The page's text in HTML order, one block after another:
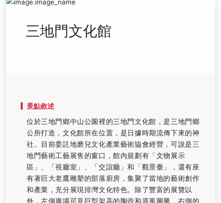
三地門文化館
景點敘述
位於三地門鄉中山公園裡的三地門文化館，是三地門鄉
公所打造，文化館所在位置，是日據時期流傳下來的神
社。目前委託地磨兒文化產業藝術協會經營，可說是三
地門藝術工藝展售的窗口，館內規劃有「文物展示
區」、「視廳室」、「交誼廳」和「觀景臺」，還有座
有著巨大老鷹雕塑的部落廚房，集聚了當地的藝術創作
和產業，充分展現排灣文化特色。除了豐富的展覽以
外，左側廣場可見巨型架高的陶壺和原風圖騰，右側的